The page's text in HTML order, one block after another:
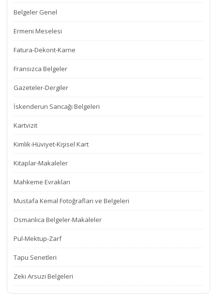
Belgeler Genel
Ermeni Meselesi
Fatura-Dekont-Karne
Fransızca Belgeler
Gazeteler-Dergiler
İskenderun Sancağı Belgeleri
Kartvizit
Kimlik-Hüviyet-Kişisel Kart
Kitaplar-Makaleler
Mahkeme Evrakları
Mustafa Kemal Fotoğrafları ve Belgeleri
Osmanlıca Belgeler-Makaleler
Pul-Mektup-Zarf
Tapu Senetleri
Zeki Arsuzi Belgeleri